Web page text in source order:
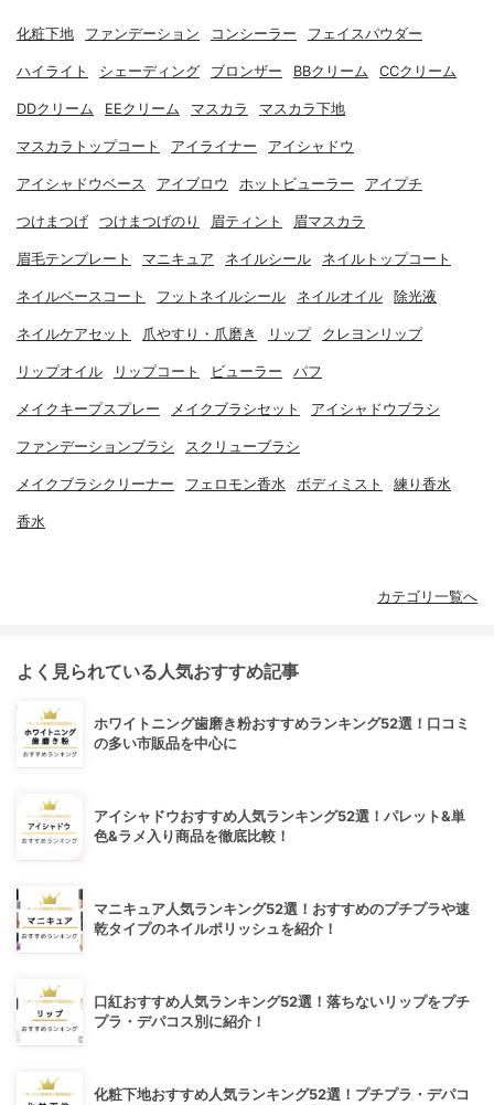
化粧下地 ファンデーション コンシーラー フェイスパウダー
ハイライト シェーディング ブロンザー BBクリーム CCクリーム
DDクリーム EEクリーム マスカラ マスカラ下地
マスカラトップコート アイライナー アイシャドウ
アイシャドウベース アイブロウ ホットビューラー アイプチ
つけまつげ つけまつげのり 眉ティント 眉マスカラ
眉毛テンプレート マニキュア ネイルシール ネイルトップコート
ネイルベースコート フットネイルシール ネイルオイル 除光液
ネイルケアセット 爪やすり・爪磨き リップ クレヨンリップ
リップオイル リップコート ビューラー パフ
メイクキープスプレー メイクブラシセット アイシャドウブラシ
ファンデーションブラシ スクリューブラシ
メイクブラシクリーナー フェロモン香水 ボディミスト 練り香水
香水
カテゴリ一覧へ
よく見られている人気おすすめ記事
ホワイトニング歯磨き粉おすすめランキング52選！口コミ
の多い市販品を中心に
アイシャドウおすすめ人気ランキング52選！パレット&単
色&ラメ入り商品を徹底比較！
マニキュア人気ランキング52選！おすすめのプチプラや速
乾タイプのネイルポリッシュを紹介！
口紅おすすめ人気ランキング52選！落ちないリップをプチ
プラ・デパコス別に紹介！
化粧下地おすすめ人気ランキング52選！プチプラ・デパコ